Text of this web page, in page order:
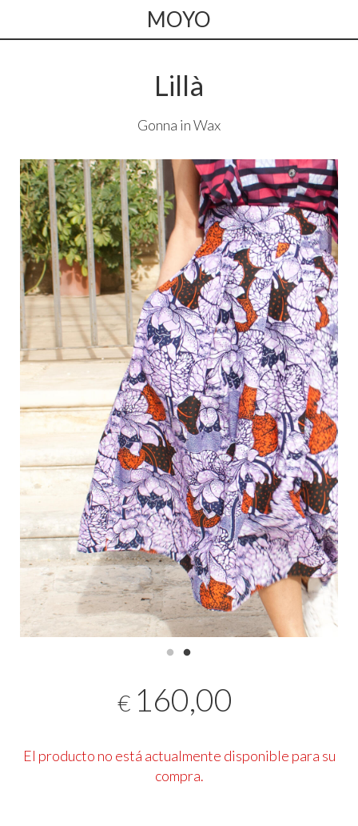
MOYO
Lillà
Gonna in Wax
€ 160,00
El producto no está actualmente disponible para su
compra.